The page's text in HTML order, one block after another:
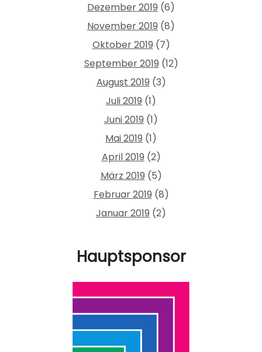
Dezember 2019 (6)
November 2019 (8)
Oktober 2019 (7)
September 2019 (12)
August 2019 (3)
Juli 2019 (1)
Juni 2019 (1)
Mai 2019 (1)
April 2019 (2)
März 2019 (5)
Februar 2019 (8)
Januar 2019 (2)
Hauptsponsor